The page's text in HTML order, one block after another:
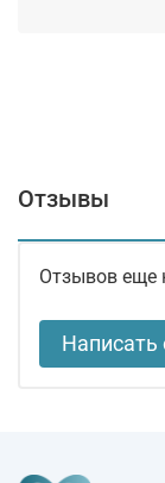
Отзывы
Отзывов еще
Написать